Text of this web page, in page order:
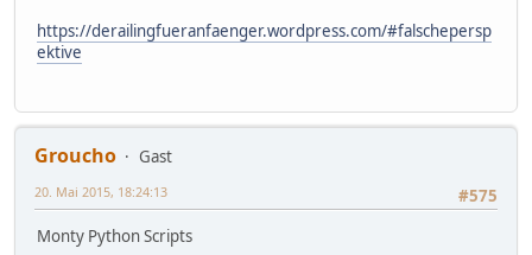
https://derailingfueranfaenger.wordpress.com/#falschepersp
ektive
Groucho
Gast
#575
20. Mai 2015, 18:24:13
Monty Python Scripts